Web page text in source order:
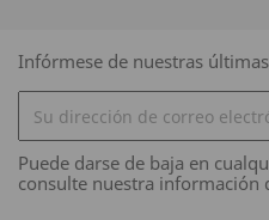
Infórmese de nuestras
Puede darse de baja en
consulte nuestra información